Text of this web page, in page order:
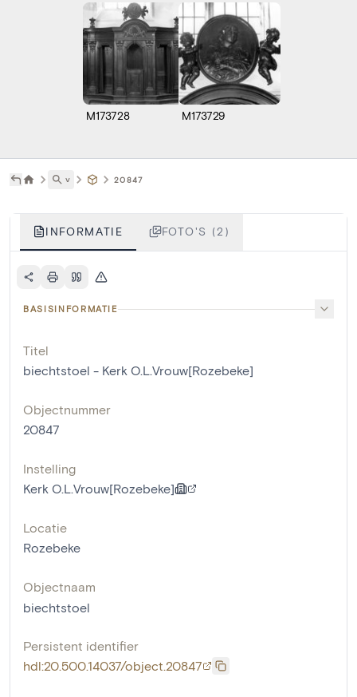
M173728 M173729
˅ 20847
INFORMATIE FOTO'S (2)
BASISINFORMATIE
Titel
biechtstoel - Kerk O.L.Vrouw[Rozebeke]
Objectnummer
20847
Instelling
Kerk O.L.Vrouw[Rozebeke]
Locatie
Rozebeke
Objectnaam
biechtstoel
Persistent identifier
hdl:20.500.14037/object.20847